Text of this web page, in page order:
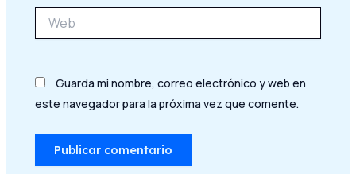
Guarda mi nombre, correo electrónico y web en
este navegador para la próxima vez que comente.